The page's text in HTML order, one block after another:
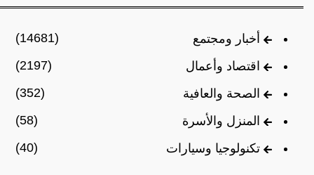
أخبار ومجتمع
(14681)
اقتصاد وأعمال
(2197)
الصحة والعافية
(352)
المنزل والأسرة
(58)
تكنولوجيا وسيارات
(40)